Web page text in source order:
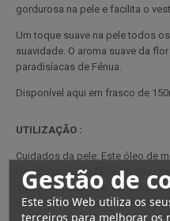
Gestão de
Este sítio Web utiliza os
terceiros para melhorar os
gordurosa na pele e facilita o
Um toque suave na pele todos
suavidade. O aroma suave da
paradisíacas de Fénua.
Disponível aqui em frasco de
UTILIZAÇÃO :
Cuidados da pele: Este óleo de
de criar um microfilme protetor
agressões externas: sol, vento,
monoi protege a pele e previne